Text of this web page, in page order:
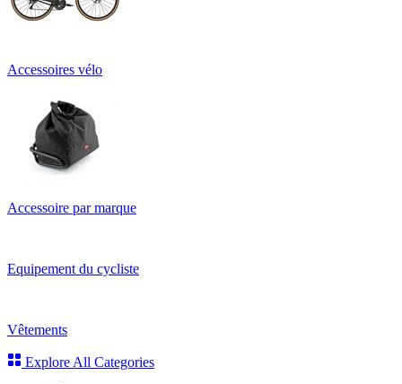
Accessoires vélo
Accessoire par marque
Equipement du cycliste
Vêtements
Explore All Categories